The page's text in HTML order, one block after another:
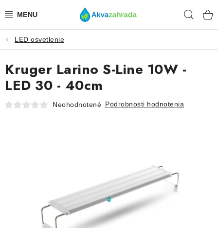
na
TECHNIKA
HNOJIVÁ
VODA
KRMIVÁ A VITAMÍNY
DEKORÁCIE
LED osvetlenie
Kruger Larino S-Line 10W -
LED 30 - 40cm
Neohodnotené Podrobnosti hodnotenia